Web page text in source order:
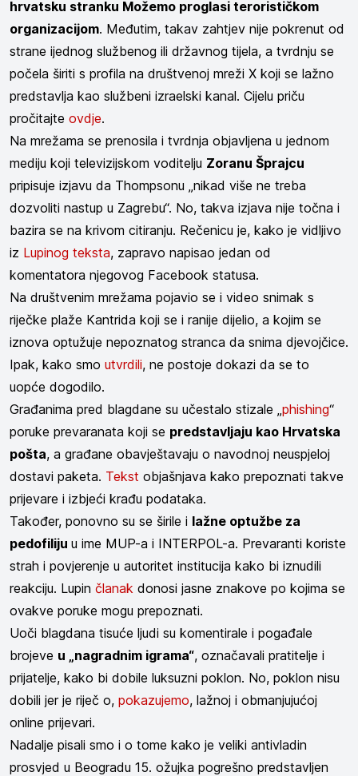
hrvatsku stranku Možemo proglasi terorističkom
organizacijom. Međutim, takav zahtjev nije pokrenut od
strane ijednog službenog ili državnog tijela, a tvrdnju se
počela širiti s profila na društvenoj mreži X koji se lažno
predstavlja kao službeni izraelski kanal. Cijelu priču
pročitajte ovdje.
Na mrežama se prenosila i tvrdnja objavljena u jednom
mediju koji televizijskom voditelju Zoranu Šprajcu
pripisuje izjavu da Thompsonu „nikad više ne treba
dozvoliti nastup u Zagrebu“. No, takva izjava nije točna i
bazira se na krivom citiranju. Rečenicu je, kako je vidljivo
iz Lupinog teksta, zapravo napisao jedan od
komentatora njegovog Facebook statusa.
Na društvenim mrežama pojavio se i video snimak s
riječke plaže Kantrida koji se i ranije dijelio, a kojim se
iznova optužuje nepoznatog stranca da snima djevojčice.
Ipak, kako smo utvrdili, ne postoje dokazi da se to
uopće dogodilo.
Građanima pred blagdane su učestalo stizale „ phishing“
poruke prevaranata koji se predstavljaju kao Hrvatska
pošta, a građane obavještavaju o navodnoj neuspjeloj
dostavi paketa. Tekst objašnjava kako prepoznati takve
prijevare i izbjeći krađu podataka.
Također, ponovno su se širile i lažne optužbe za
pedofiliju u ime MUP-a i INTERPOL-a. Prevaranti koriste
strah i povjerenje u autoritet institucija kako bi iznudili
reakciju. Lupin članak donosi jasne znakove po kojima se
ovakve poruke mogu prepoznati.
Uoči blagdana tisuće ljudi su komentirale i pogađale
brojeve u „nagradnim igrama“, označavali pratitelje i
prijatelje, kako bi dobile luksuzni poklon. No, poklon nisu
dobili jer je riječ o, pokazujemo, lažnoj i obmanjujućoj
online prijevari.
Nadalje pisali smo i o tome kako je veliki antivladin
prosvjed u Beogradu 15. ožujka pogrešno predstavljen